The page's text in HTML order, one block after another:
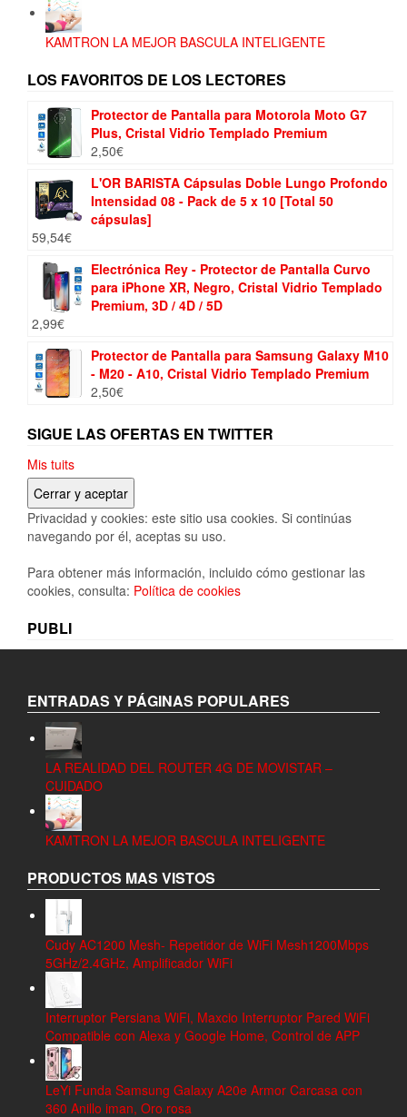
KAMTRON LA MEJOR BASCULA INTELIGENTE
LOS FAVORITOS DE LOS LECTORES
Protector de Pantalla para Motorola Moto G7
Plus, Cristal Vidrio Templado Premium
2,50€
L'OR BARISTA Cápsulas Doble Lungo Profondo
Intensidad 08 - Pack de 5 x 10 [Total 50
cápsulas]
59,54€
Electrónica Rey - Protector de Pantalla Curvo
para iPhone XR, Negro, Cristal Vidrio Templado
Premium, 3D / 4D / 5D
2,99€
Protector de Pantalla para Samsung Galaxy M10
- M20 - A10, Cristal Vidrio Templado Premium
2,50€
SIGUE LAS OFERTAS EN TWITTER
Mis tuits
Privacidad y cookies: este sitio usa cookies. Si continúas
navegando por él, aceptas su uso.
Para obtener más información, incluido cómo gestionar las
cookies, consulta: Política de cookies
PUBLI
ENTRADAS Y PÁGINAS POPULARES
LA REALIDAD DEL ROUTER 4G DE MOVISTAR –
CUIDADO
KAMTRON LA MEJOR BASCULA INTELIGENTE
PRODUCTOS MAS VISTOS
Cudy AC1200 Mesh- Repetidor de WiFi Mesh1200Mbps
5GHz/2.4GHz, Amplificador WiFi
Interruptor Persiana WiFi, Maxcio Interruptor Pared WiFi
Compatible con Alexa y Google Home, Control de APP
LeYi Funda Samsung Galaxy A20e Armor Carcasa con
360 Anillo iman, Oro rosa